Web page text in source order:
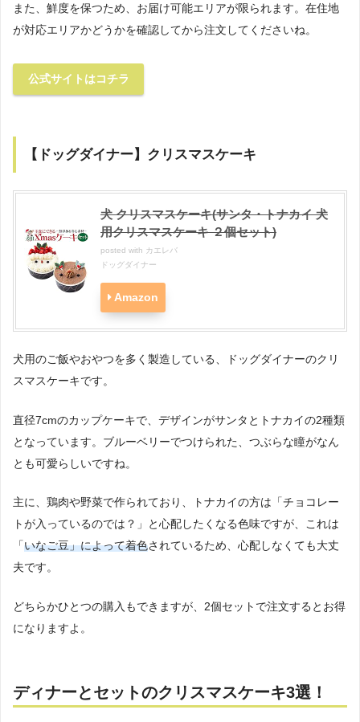
また、鮮度を保つため、お届け可能エリアが限られます。在住地
が対応エリアかどうかを確認してから注文してくださいね。
公式サイトはコチラ
【ドッグダイナー】クリスマスケーキ
犬 クリスマスケーキ(サンタ・トナカイ 犬
用クリスマスケーキ ２個セット)
posted with カエレバ
ドッグダイナー
Amazon
犬用のご飯やおやつを多く製造している、ドッグダイナーのクリ
スマスケーキです。
直径7cmのカップケーキで、デザインがサンタとトナカイの2種類
となっています。ブルーベリーでつけられた、つぶらな瞳がなん
とも可愛らしいですね。
主に、鶏肉や野菜で作られており、トナカイの方は「チョコレー
トが入っているのでは？」と心配したくなる色味ですが、これは
「いなご豆」によって着色されているため、心配しなくても大丈
夫です。
どちらかひとつの購入もできますが、2個セットで注文するとお得
になりますよ。
ディナーとセットのクリスマスケーキ3選！